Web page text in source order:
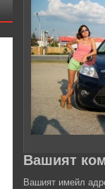
Вашият
Вашият имейл